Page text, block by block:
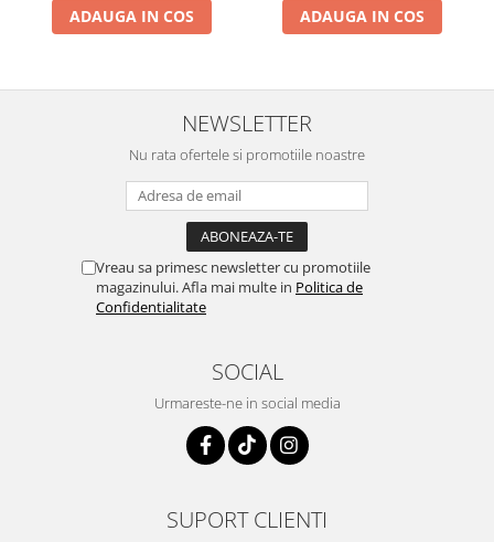
ADAUGA IN COS ADAUGA IN COS
NEWSLETTER
Nu rata ofertele si promotiile noastre
Vreau sa primesc newsletter cu promotiile
magazinului. Afla mai multe in Politica de
Confidentialitate
SOCIAL
Urmareste-ne in social media
SUPORT CLIENTI